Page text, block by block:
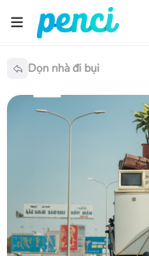
Dọn nhà đi bụi